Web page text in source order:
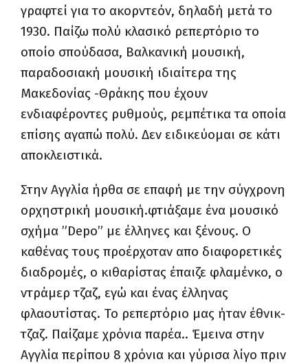
γραφτεί για το ακορντεόν, δηλαδή μετά το
1930. Παίζω πολύ κλασικό ρεπερτόριο το
οποίο σπούδασα, Βαλκανική μουσική,
παραδοσιακή μουσική ιδιαίτερα της
Μακεδονίας -Θράκης που έχουν
ενδιαφέροντες ρυθμούς, ρεμπέτικα τα οποία
επίσης αγαπώ πολύ. Δεν ειδικεύομαι σε κάτι
αποκλειστικά.
Στην Αγγλία ήρθα σε επαφή με την σύγχρονη
ορχηστρική μουσική.φτιάξαμε ένα μουσικό
σχήμα ”Depo” με έλληνες και ξένους. Ο
καθένας τους προέρχοταν απο διαφορετικές
διαδρομές, ο κιθαρίστας έπαιζε φλαμένκο, ο
ντράμερ τζαζ, εγώ και ένας έλληνας
φλαουτίστας. Το ρεπερτόριο μας ήταν έθνικ-
τζαζ. Παίζαμε χρόνια παρέα.. Έμεινα στην
Αγγλία περίπου 8 χρόνια και γύρισα λίγο πριν